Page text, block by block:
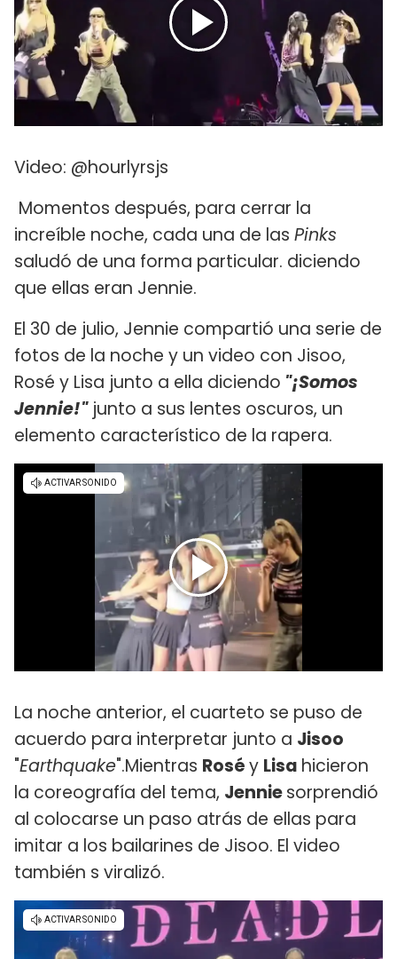
Video: @hourlyrsjs
Momentos después, para cerrar la
increíble noche, cada una de las Pinks
saludó de una forma particular. diciendo
que ellas eran Jennie.
El 30 de julio, Jennie compartió una serie de
fotos de la noche y un video con Jisoo,
Rosé y Lisa junto a ella diciendo "¡Somos
Jennie!"junto a sus lentes oscuros, un
elemento característico de la rapera.
La noche anterior, el cuarteto se puso de
acuerdo para interpretar junto a Jisoo
"Earthquake".Mientras Roséy Lisa hicieron
la coreografía del tema, Jenniesorprendió
al colocarse un paso atrás de ellas para
imitar a los bailarines de Jisoo. El video
también s viralizó.